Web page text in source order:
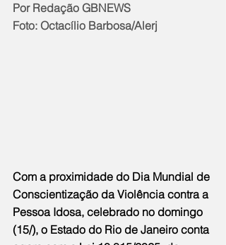
Por Redação GBNEWS
Foto: Octacílio Barbosa/Alerj
Com a proximidade do Dia Mundial de
Conscientização da Violência contra a
Pessoa Idosa, celebrado no domingo
(15/), o Estado do Rio de Janeiro conta